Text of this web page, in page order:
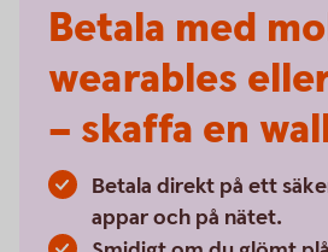
Betala med
wearables
– skaffa en
Betala direkt på ett
appar och på nätet.